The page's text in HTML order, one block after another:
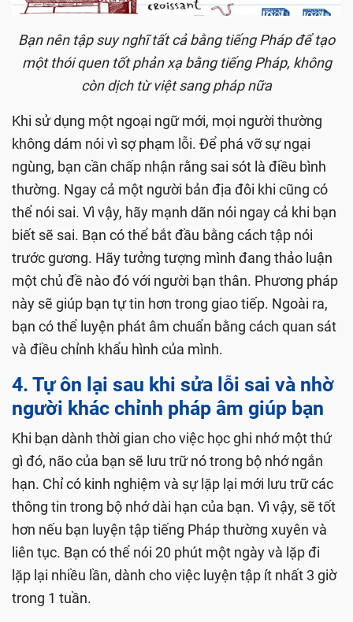
Bạn nên tập suy nghĩ tất cả bằng tiếng Pháp để tạo
một thói quen tốt phản xạ bằng tiếng Pháp, không
còn dịch từ việt sang pháp nữa
Khi sử dụng một ngoại ngữ mới, mọi người thường
không dám nói vì sợ phạm lỗi. Để phá vỡ sự ngại
ngùng, bạn cần chấp nhận rằng sai sót là điều bình
thường. Ngay cả một người bản địa đôi khi cũng có
thể nói sai. Vì vậy, hãy mạnh dãn nói ngay cả khi bạn
biết sẽ sai. Bạn có thể bắt đầu bằng cách tập nói
trước gương. Hãy tưởng tượng mình đang thảo luận
một chủ đề nào đó với người bạn thân. Phương pháp
này sẽ giúp bạn tự tin hơn trong giao tiếp. Ngoài ra,
bạn có thể luyện phát âm chuẩn bằng cách quan sát
và điều chỉnh khẩu hình của mình.
4. Tự ôn lại sau khi sửa lỗi sai và nhờ
người khác chỉnh pháp âm giúp bạn
Khi bạn dành thời gian cho việc học ghi nhớ một thứ
gì đó, não của bạn sẽ lưu trữ nó trong bộ nhớ ngắn
hạn. Chỉ có kinh nghiệm và sự lặp lại mới lưu trữ các
thông tin trong bộ nhớ dài hạn của bạn. Vì vậy, sẽ tốt
hơn nếu bạn luyện tập tiếng Pháp thường xuyên và
liên tục. Bạn có thể nói 20 phút một ngày và lặp đi
lặp lại nhiều lần, dành cho việc luyện tập ít nhất 3 giờ
trong 1 tuần.